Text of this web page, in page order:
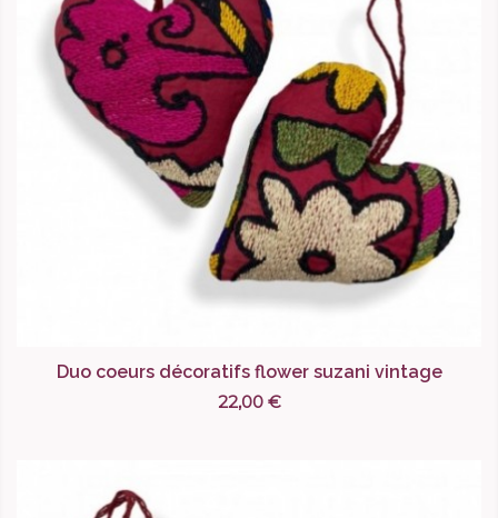
Duo coeurs décoratifs flower suzani vintage
22,00 €